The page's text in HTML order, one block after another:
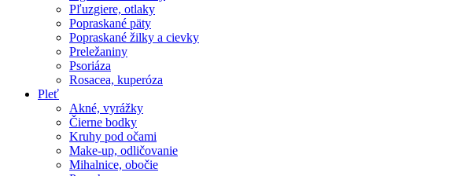
Pľuzgiere, otlaky
Popraskané päty
Popraskané žilky a cievky
Preležaniny
Psoriáza
Rosacea, kuperóza
Pleť
Akné, vyrážky
Čierne bodky
Kruhy pod očami
Make-up, odličovanie
Mihalnice, obočie